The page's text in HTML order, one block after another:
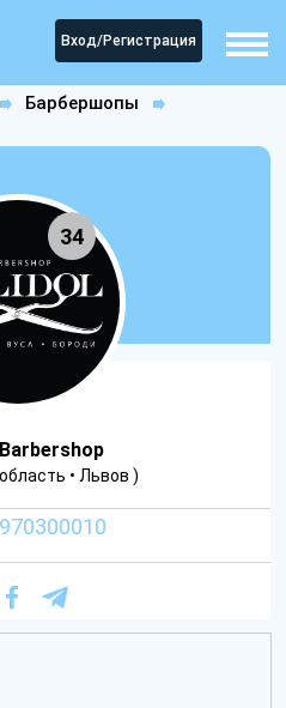
Вход/Регистрация
Барбершопы
34
• Львов )